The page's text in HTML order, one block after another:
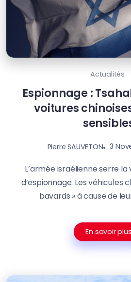
Actualités
Espionnage :
voitures
Pierre SAUVETON 3
L’armée israélienne serre la
d’espionnage. Les véhicules
bavards » à cause de
En savoir plus